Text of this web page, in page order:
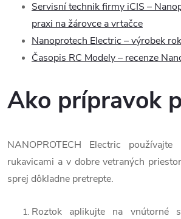
Servisní technik firmy iCIS –
praxi na žárovce a vrtačce
Nanoprotech Electric – výrobek
Časopis RC Modely – recenze
Ako prípravok
NANOPROTECH Electric
rukavicami a v dobre vetraných
sprej dôkladne pretrepte.
Roztok aplikujte na vnútorné